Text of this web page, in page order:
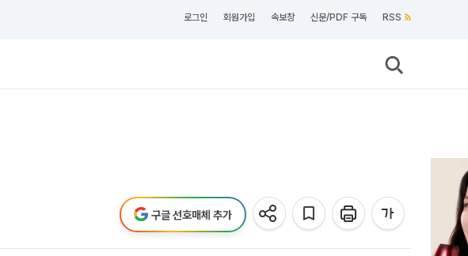
로그인 회원가입 속보창 신문/PDF 구독 RSS
구글 선호매체 추가